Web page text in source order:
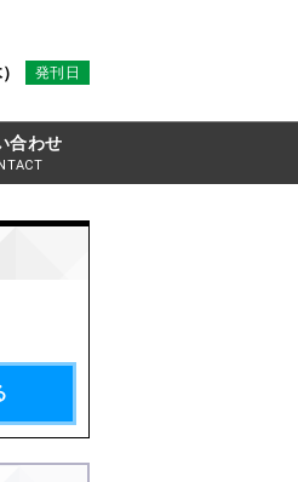
発刊日
合わせ